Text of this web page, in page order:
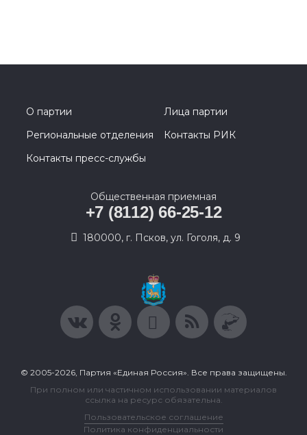
О партии
Лица партии
Региональные отделения
Контакты РИК
Контакты пресс-службы
Общественная приемная
+7 (8112) 66-25-12
180000, г. Псков, ул. Гоголя, д. 9
© 2005-2026, Партия «Единая Россия». Все права защищены.
При полном или частичном использовании материалов
ссылка на ресурс обязательна.
Пользовательское соглашение
Политика конфиденциальности